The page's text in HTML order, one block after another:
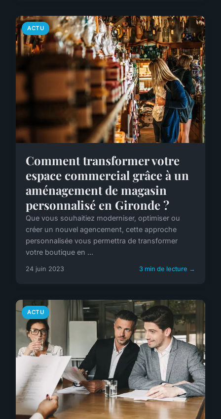
ACTU
Comment transformer votre
espace commercial grâce à un
aménagement de magasin
personnalisé en Gironde ?
Que vous souhaitiez moderniser, optimiser ou
créer un nouvel agencement, cette approche
personnalisée vous permettra de transformer
votre boutique en ...
24 juin 2023 3 min de lecture →
ACTU